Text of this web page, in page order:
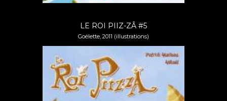
LE ROI PIIZ-ZÂ #5
Goélette, 2011 (illustrations)